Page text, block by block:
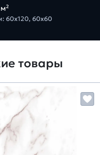
60х120, 60х60
товары